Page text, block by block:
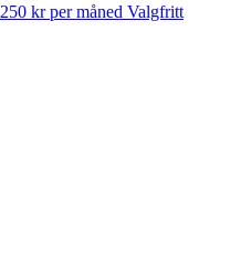
250 kr per måned Valgfritt